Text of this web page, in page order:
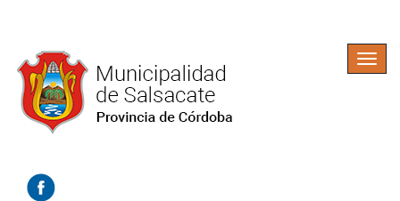
contenido
principal